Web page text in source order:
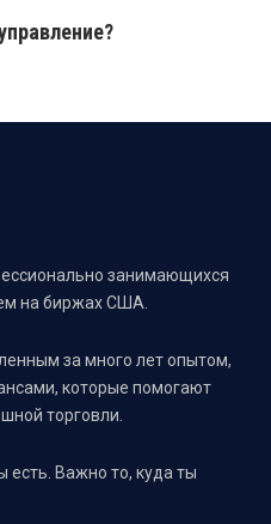
занимающихся
на биржах США.
за много лет опытом,
которые помогают
торговли.
есть. Важно то, куда ты